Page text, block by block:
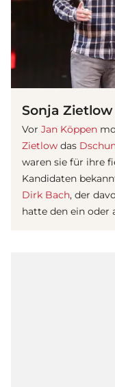
Sonja
Vor Jan Köppen
Zietlow das
waren sie für ihre
Kandidaten
Dirk Bach, der
hatte den ein oder